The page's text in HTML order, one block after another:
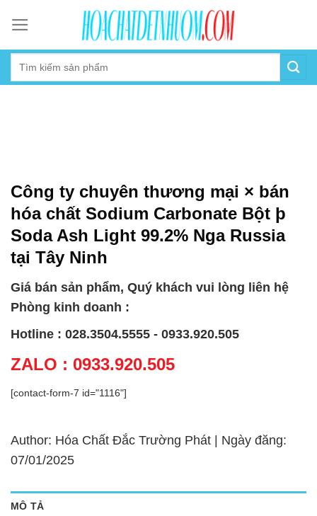
content
Công ty chuyên thương mại × bán
hóa chất Sodium Carbonate Bột þ
Soda Ash Light 99.2% Nga Russia
tại Tây Ninh
Giá bán sản phẩm, Quý khách vui lòng liên hệ
Phòng kinh doanh :
Hotline : 028.3504.5555 - 0933.920.505
ZALO : 0933.920.505
[contact-form-7 id="1116"]
Author: Hóa Chất Đắc Trường Phát | Ngày đăng:
07/01/2025
MÔ TẢ